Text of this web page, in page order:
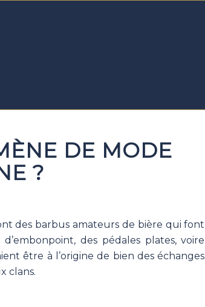
DE MODE
?
des barbus amateurs de bière qui font
des pédales plates, voire
être à l’origine de bien des échanges
clans.